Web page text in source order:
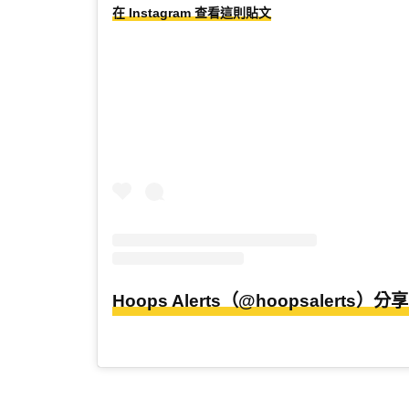
在 Instagram 查看這則貼文
Hoops Alerts（@hoopsalerts）分